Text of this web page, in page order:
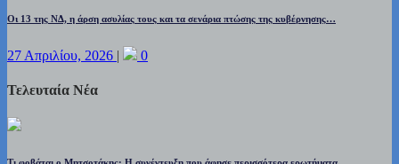
Οι 13 της ΝΔ, η άρση ασυλίας τους και τα σενάρια πτώσης της κυβέρνησης…
27 Απριλίου, 2026 | 0
Τελευταία Νέα